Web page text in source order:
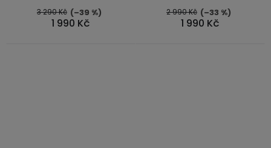
1 990 Kč
3 290 Kč (–39 %)
1 990 Kč
2 990 Kč (–33 %)